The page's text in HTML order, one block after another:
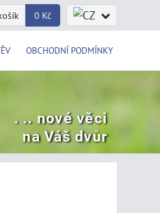
0 Kč
OBCHODNÍ PODMÍNKY
. .. nové věci
na Váš dvůr